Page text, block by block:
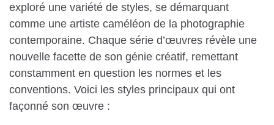
exploré une variété de styles, se démarquant
comme une artiste caméléon de la photographie
contemporaine. Chaque série d’œuvres révèle une
nouvelle facette de son génie créatif, remettant
constamment en question les normes et les
conventions. Voici les styles principaux qui ont
façonné son œuvre :